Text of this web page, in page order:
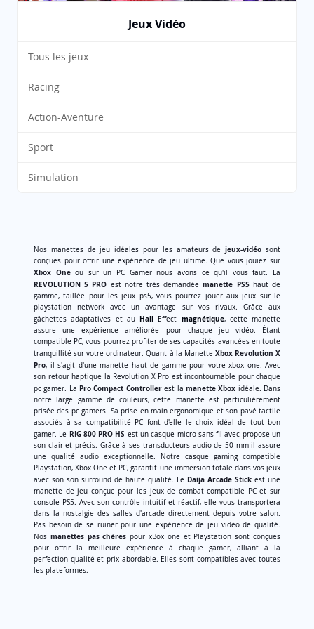
Jeux Vidéo
Tous les jeux
Racing
Action-Aventure
Sport
Simulation
Nos manettes de jeu idéales pour les amateurs dejeux-vidéo sont
conçues pour offrir une expérience de jeu ultime. Que vous jouiez sur
Xbox Oneou sur un PC Gamer nous avons ce qu'il vous faut. La
REVOLUTION 5 PRO est notre très demandéemanette PS5haut de
gamme, taillée pour les jeux ps5, vous pourrez jouer aux jeux sur le
playstation network avec un avantage sur vos rivaux. Grâce aux
gâchettes adaptatives et au Hall Effect magnétique, cette manette
assure une expérience améliorée pour chaque jeu vidéo. Étant
compatible PC, vous pourrez profiter de ses capacités avancées en toute
tranquillité sur votre ordinateur. Quant à la Manette Xbox Revolution X
Pro, il s'agit d'une manette haut de gamme pour votre xbox one. Avec
son retour haptique la Revolution X Pro est incontournable pour chaque
pc gamer. La Pro Compact Controllerest la manette Xbox idéale. Dans
notre large gamme de couleurs, cette manette est particulièrement
prisée des pc gamers. Sa prise en main ergonomique et son pavé tactile
associés à sa compatibilité PC font d'elle le choix idéal de tout bon
gamer. Le RIG 800 PRO HS est un casque micro sans fil avec propose un
son clair et précis. Grâce à ses transducteurs audio de 50 mm il assure
une qualité audio exceptionnelle. Notre casque gaming compatible
Playstation, Xbox One et PC, garantit une immersion totale dans vos jeux
avec son son surround de haute qualité. Le Daija Arcade Stick est une
manette de jeu conçue pour les jeux de combat compatible PC et sur
console PS5. Avec son contrôle intuitif et réactif, elle vous transportera
dans la nostalgie des salles d'arcade directement depuis votre salon.
Pas besoin de se ruiner pour une expérience de jeu vidéo de qualité.
Nos manettes pas chères pour xBox one et Playstation sont conçues
pour offrir la meilleure expérience à chaque gamer, alliant à la
perfection qualité et prix abordable. Elles sont compatibles avec toutes
les plateformes.